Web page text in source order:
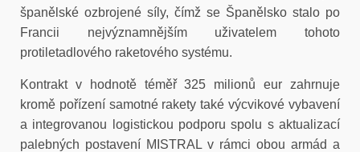
španělské ozbrojené síly, čímž se Španělsko stalo po
Francii nejvýznamnějším uživatelem tohoto
protiletadlového raketového systému.
Kontrakt v hodnotě téměř 325 milionů eur zahrnuje
kromě pořízení samotné rakety také výcvikové vybavení
a integrovanou logistickou podporu spolu s aktualizací
palebných postavení MISTRAL v rámci obou armád a